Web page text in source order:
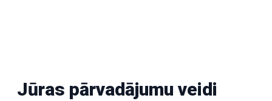
Jūras pārvadājumu veidi